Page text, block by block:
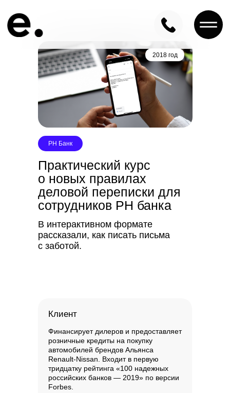
Практический курс
о новых правилах
деловой переписки для
сотрудников РН банка
В интерактивном формате
рассказали, как писать письма
с заботой.
РН Банк
2018 год
Клиент
Финансирует дилеров и предоставляет
розничные кредиты на покупку
автомобилей брендов Альянса
Renault-Nissan. Входит в первую
тридцатку рейтинга «100 надежных
российских банков — 2019» по версии
Forbes.